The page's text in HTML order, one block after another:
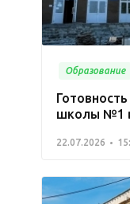
Образование
школы №1
22.07.2026